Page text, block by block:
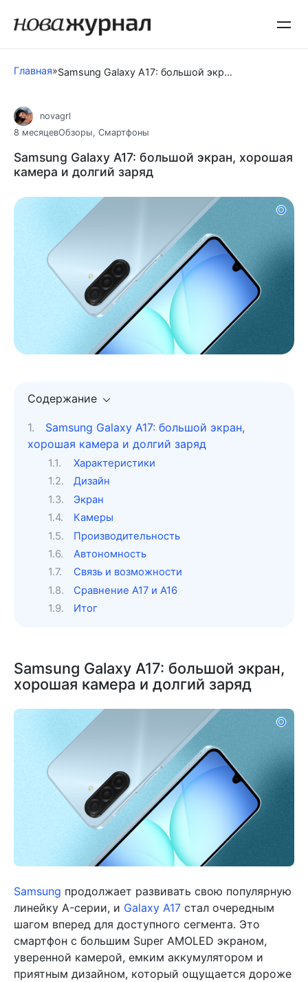
Главная» Samsung Galaxy A17: большой экран, хорошая камера и долгий заряд
novagrl
8 месяцевОбзоры, Смартфоны
Samsung Galaxy A17: большой экран, хорошая
камера и долгий заряд
Содержание
Samsung Galaxy A17: большой экран,
хорошая камера и долгий заряд
Характеристики
Дизайн
Экран
Камеры
Производительность
Автономность
Связь и возможности
Сравнение A17 и A16
Итог
Samsung Galaxy A17: большой экран,
хорошая камера и долгий заряд
Samsung продолжает развивать свою популярную
линейку A-серии, и Galaxy A17 стал очередным
шагом вперед для доступного сегмента. Это
смартфон с большим Super AMOLED экраном,
уверенной камерой, емким аккумулятором и
приятным дизайном, который ощущается дороже